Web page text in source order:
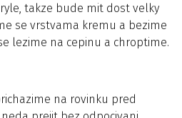
takze bude mit dost velky
se vrstvama kremu a bezime
lezime na cepinu a chroptime.
na rovinku pred